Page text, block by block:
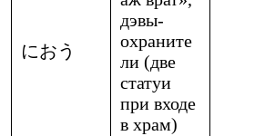
におう
дэвы-
охраните
ли (две
статуи
при входе
в храм)